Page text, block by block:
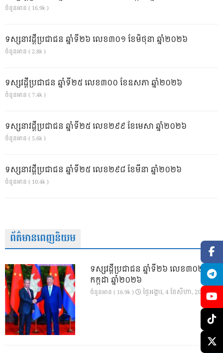
ចំនួនអាន ( 16.9k )
ទស្សនាវដ្ដីប្រជាជន ឆ្នាំទី២៦ លេខ៣០១ ខែមិថុនា ឆ្នាំ២០២៦
ចំនួនអាន ( 2.8k )
ទស្សវដ្តីប្រជាជន ឆ្នាំទី២៥ លេខ៣០០ ខែឧសភា ឆ្នាំ២០២៦
ចំនួនអាន ( 7.4k )
ទស្សនាវដ្ដីប្រជាជន ឆ្នាំទី២៥ លេខ២៩៩ ខែមេសា ឆ្នាំ២០២៦
ចំនួនអាន ( 5.6k )
ទស្សនាវដ្ដីប្រជាជន ឆ្នាំទី២៥ លេខ២៩៨ ខែមីនា ឆ្នាំ២០២៦
ចំនួនអាន ( 10.4k )
ព័ត៌មានពេញនិយម
ទស្សវដ្តីប្រជាជន ឆ្នាំទី២៦ លេខ៣០២ ខែ
កក្កដា ឆ្នាំ២០២៦
ចំនួនអាន ( 16.9k ) ថ្ងៃ​អង្គារ, 4 ខែ​សីហា, 2026